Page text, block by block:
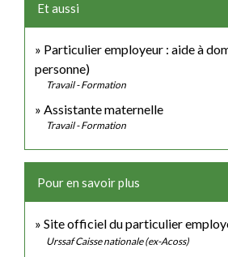
Et aussi
Particulier employeur : aide à
personne)
Travail - Formation
Assistante maternelle
Travail - Formation
Pour en savoir plus
Site officiel du particulier
Urssaf Caisse nationale (ex-Acoss)